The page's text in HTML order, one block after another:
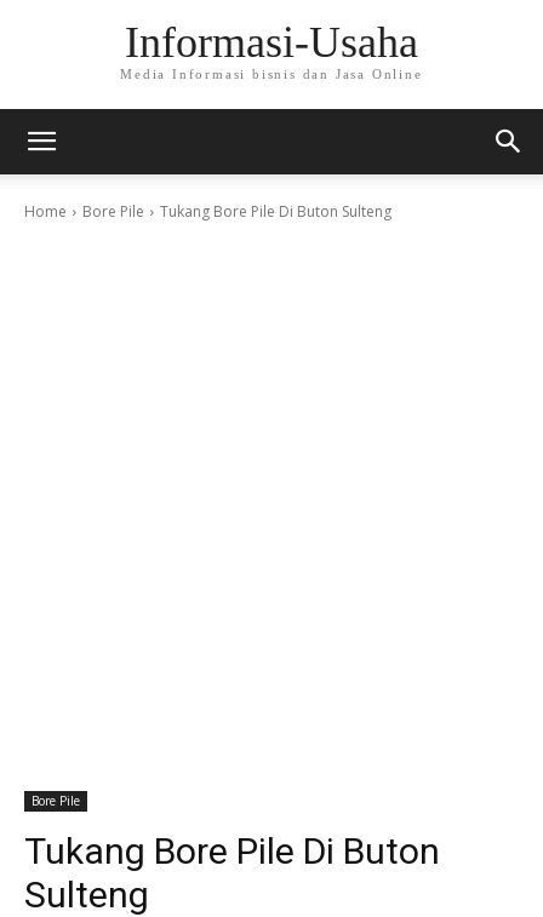
Informasi-Usaha
Media Informasi bisnis dan Jasa Online
Home Bore Pile Tukang Bore Pile Di Buton Sulteng
Bore Pile
Tukang Bore Pile Di Buton
Sulteng